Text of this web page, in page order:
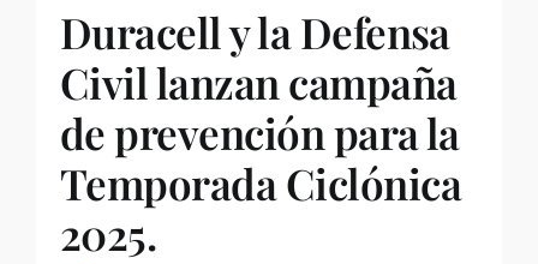
Duracell y la Defensa
Civil lanzan campaña
de prevención para la
Temporada Ciclónica
2025.